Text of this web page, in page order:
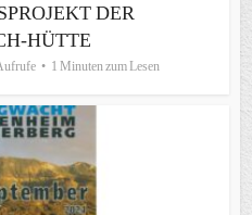
DER
HÜTTE
1 Minuten zum Lesen